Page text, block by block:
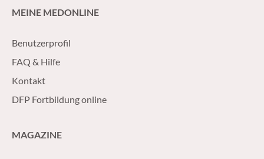
MEINE MEDONLINE
Benutzerprofil
FAQ & Hilfe
Kontakt
DFP Fortbildung online
MAGAZINE